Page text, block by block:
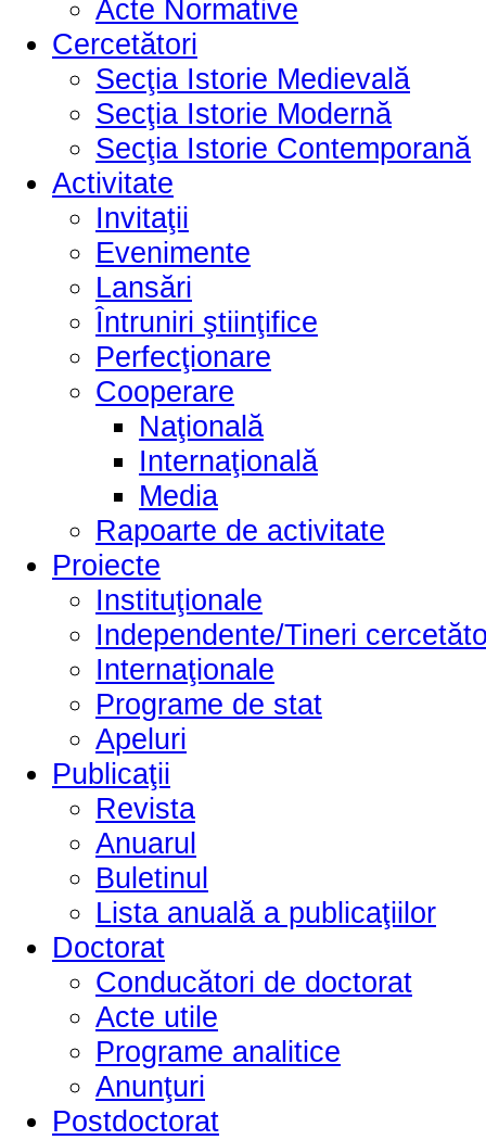
Acte Normative
Cercetători
Secţia Istorie Medievală
Secţia Istorie Modernă
Secţia Istorie Contemporană
Activitate
Invitaţii
Evenimente
Lansări
Întruniri ştiinţifice
Perfecţionare
Cooperare
Naţională
Internaţională
Media
Rapoarte de activitate
Proiecte
Instituţionale
Independente/Tineri
Internaţionale
Programe de stat
Apeluri
Publicaţii
Revista
Anuarul
Buletinul
Lista anuală a publicaţiilor
Doctorat
Conducători de doctorat
Acte utile
Programe analitice
Anunţuri
Postdoctorat